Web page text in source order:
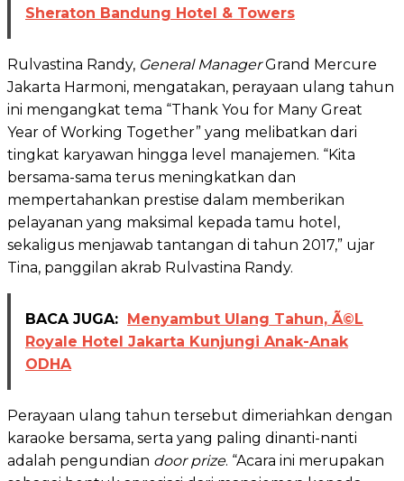
Sheraton Bandung Hotel & Towers
Rulvastina Randy, General ManagerGrand Mercure
Jakarta Harmoni, mengatakan, perayaan ulang tahun
ini mengangkat tema “Thank You for Many Great
Year of Working Together” yang melibatkan dari
tingkat karyawan hingga level manajemen. “Kita
bersama-sama terus meningkatkan dan
mempertahankan prestise dalam memberikan
pelayanan yang maksimal kepada tamu hotel,
sekaligus menjawab tantangan di tahun 2017,” ujar
Tina, panggilan akrab Rulvastina Randy.
BACA JUGA: Menyambut Ulang Tahun, Ã©L
Royale Hotel Jakarta Kunjungi Anak-Anak
ODHA
Perayaan ulang tahun tersebut dimeriahkan dengan
karaoke bersama, serta yang paling dinanti-nanti
adalah pengundian door prize. “Acara ini merupakan